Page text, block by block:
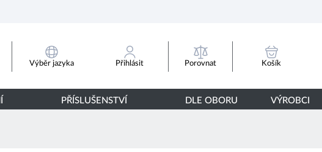
Výběr jazyka Přihlásit Porovnat Košík
PŘÍSLUŠENSTVÍ DLE OBORU VÝROBCI